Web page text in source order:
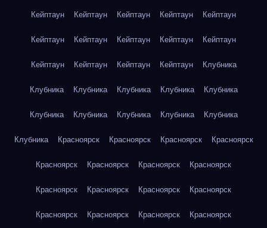
Кейптаун Кейптаун Кейптаун Кейптаун Кейптаун
Кейптаун Кейптаун Кейптаун Кейптаун Кейптаун
Кейптаун Кейптаун Кейптаун Кейптаун Клубника
Клубника Клубника Клубника Клубника Клубника
Клубника Клубника Клубника Клубника Клубника
Клубника Красноярск Красноярск Красноярск Красноярск
Красноярск Красноярск Красноярск Красноярск
Красноярск Красноярск Красноярск Красноярск
Красноярск Красноярск Красноярск Красноярск